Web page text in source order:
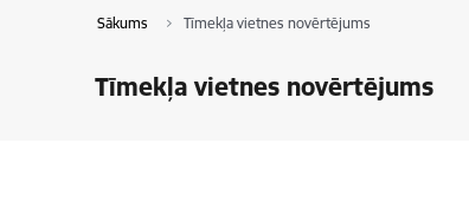
Sākums Tīmekļa vietnes novērtējums
Tīmekļa vietnes novērtējums